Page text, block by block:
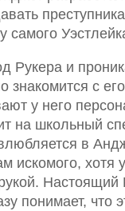
самого
Рукера и
знакомится с
у него
на школьный
в
искомого, хотя
понимает, что